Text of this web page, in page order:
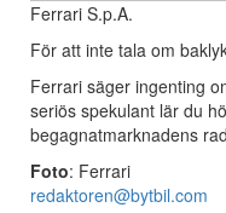
Ferrari S.p.A.
För att inte tala om
Ferrari säger ingenting
seriös spekulant lär du
begagnatmarknadens
Foto: Ferrari
redaktoren@bytbil.com